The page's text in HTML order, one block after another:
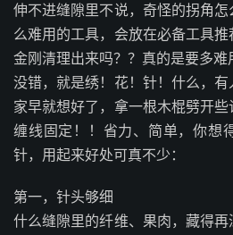
伸不进缝隙里不说，奇怪的拐角
么难用的工具，会放在必备工具
金刚清理出来吗？？真的是要多
没错，就是绣！花！针！什么，
家早就想好了，拿一根木棍劈开
缠线固定！！省力、简单，你想
针，用起来好处可真不少：
第一，针头够细
什么缝隙里的纤维、果肉，藏得